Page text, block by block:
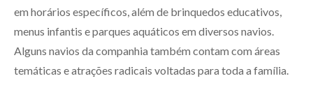
em horários específicos, além de brinquedos educativos,
menus infantis e parques aquáticos em diversos navios.
Alguns navios da companhia também contam com áreas
temáticas e atrações radicais voltadas para toda a família.